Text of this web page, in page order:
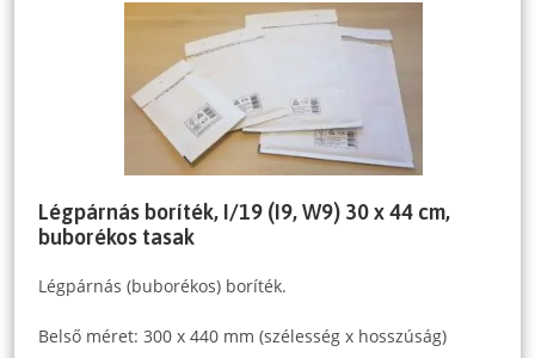
Légpárnás boríték, I/19 (I9, W9) 30 x 44 cm,
buborékos tasak
Légpárnás (buborékos) boríték.
Belső méret: 300 x 440 mm (szélesség x hosszúság)